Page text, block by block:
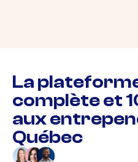
La
complète et
aux
Québec